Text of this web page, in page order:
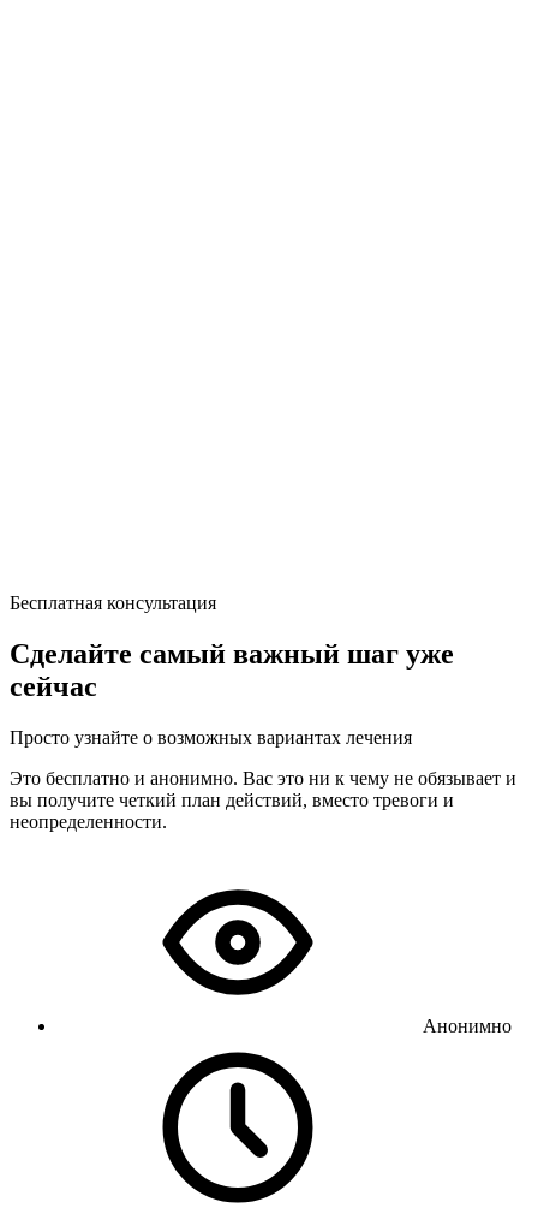
Бесплатная консультация
Сделайте самый важный шаг уже
сейчас
Просто узнайте о возможных вариантах лечения
Это бесплатно и анонимно. Вас это ни к чему не обязывает и
вы получите четкий план действий, вместо тревоги и
неопределенности.
Анонимно